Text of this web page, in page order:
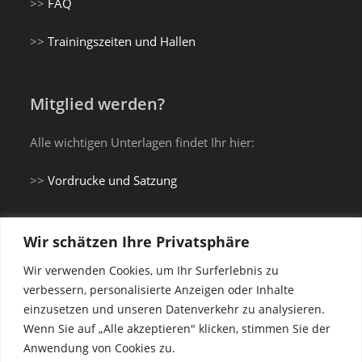
Wir schätzen Ihre Privatsphäre
Wir verwenden Cookies, um Ihr Surferlebnis zu
verbessern, personalisierte Anzeigen oder Inhalte
einzusetzen und unseren Datenverkehr zu analysieren.
Wenn Sie auf „Alle akzeptieren" klicken, stimmen Sie der
Anwendung von Cookies zu.
>> FAQ
>>Trainingszeiten und Hallen
Mitglied werden?
Alle wichtigen Unterlagen findet Ihr hier:
>>Vordrucke und Satzung
Du brauchst einen Gi...
... oder Trainingsanzug?
Shop Vereinskleidung Budokan Landau e.V.